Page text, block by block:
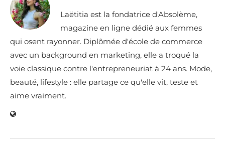
Laëtitia est la fondatrice d'Absolème,
magazine en ligne dédié aux femmes
qui osent rayonner. Diplômée d'école de commerce
avec un background en marketing, elle a troqué la
voie classique contre l'entrepreneuriat à 24 ans. Mode,
beauté, lifestyle : elle partage ce qu'elle vit, teste et
aime vraiment.